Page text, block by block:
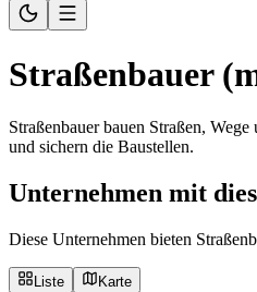
Straßenbauer
Straßenbauer bauen Straßen,
und sichern die Baustellen.
Unternehmen mit
Diese Unternehmen bieten
Liste Karte